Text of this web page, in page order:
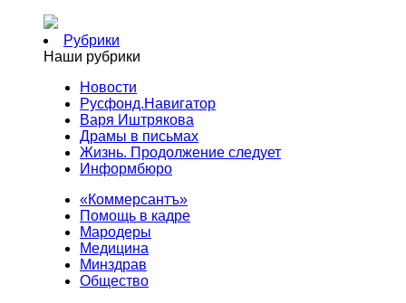
Рубрики
Наши рубрики
Новости
Русфонд.Навигатор
Варя Иштрякова
Драмы в письмах
Жизнь. Продолжение следует
Информбюро
«Коммерсантъ»
Помощь в кадре
Мародеры
Медицина
Минздрав
Общество